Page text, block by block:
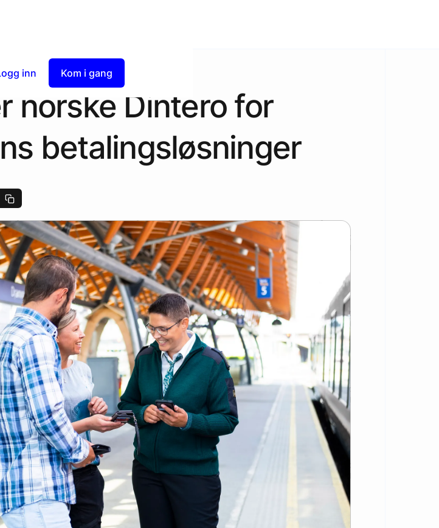
inn Kom i gang
norske Dintero for
betalingsløsninger